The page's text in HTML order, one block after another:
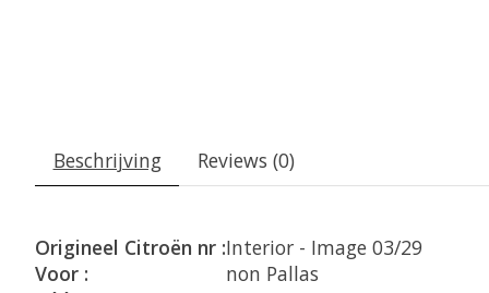
Beschrijving Reviews (0)
Origineel Citroën nr :Interior - Image 03/29
Voor :
non Pallas